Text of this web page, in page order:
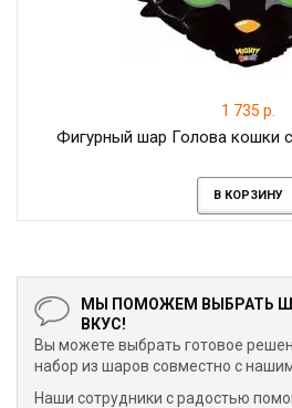
1 735 р.
Фигурный шар Голова кошки
В КОРЗИНУ
МЫ ПОМОЖЕМ ВЫБРАТЬ
ВКУС!
Вы можете выбрать готовое
набор из шаров совместно с
Наши сотрудники с радостью